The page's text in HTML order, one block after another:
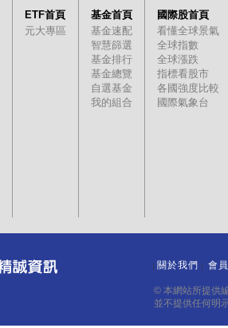
ETF首頁
元大專區
基金首頁
基金速配
智慧篩選
基金排行
基金總覽
自選基金
我的組合
國際股首頁
看懂全球景氣
全球指數
全球漲跌
指標看股市
各國強度比較
國際氣象台
關於我們 會
© 本網站所提供
並不提供任何明